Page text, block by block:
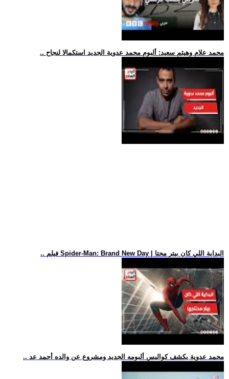
.. محمد علام وهيثم سعيد: ألبوم محمد عدوية الجديد استكمالا لنجاح
.. فيلم Spider-Man: Brand New Day | البداية اللي كان بيتر محتا
.. محمد عدوية يكشف كواليس ألبومه الجديد ومشروع عن والده أحمد عد